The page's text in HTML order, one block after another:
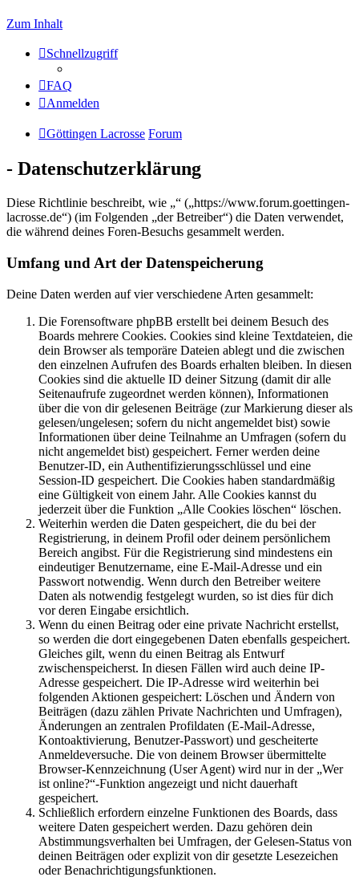
Zum Inhalt
Schnellzugriff
FAQ
Anmelden
Göttingen Lacrosse Forum
- Datenschutzerklärung
Diese Richtlinie beschreibt, wie „“ („https://www.forum.goettingen-
lacrosse.de“) (im Folgenden „der Betreiber“) die Daten verwendet,
die während deines Foren-Besuchs gesammelt werden.
Umfang und Art der Datenspeicherung
Deine Daten werden auf vier verschiedene Arten gesammelt:
Die Forensoftware phpBB erstellt bei deinem Besuch des
Boards mehrere Cookies. Cookies sind kleine Textdateien, die
dein Browser als temporäre Dateien ablegt und die zwischen
den einzelnen Aufrufen des Boards erhalten bleiben. In diesen
Cookies sind die aktuelle ID deiner Sitzung (damit dir alle
Seitenaufrufe zugeordnet werden können), Informationen
über die von dir gelesenen Beiträge (zur Markierung dieser als
gelesen/ungelesen; sofern du nicht angemeldet bist) sowie
Informationen über deine Teilnahme an Umfragen (sofern du
nicht angemeldet bist) gespeichert. Ferner werden deine
Benutzer-ID, ein Authentifizierungsschlüssel und eine
Session-ID gespeichert. Die Cookies haben standardmäßig
eine Gültigkeit von einem Jahr. Alle Cookies kannst du
jederzeit über die Funktion „Alle Cookies löschen“ löschen.
Weiterhin werden die Daten gespeichert, die du bei der
Registrierung, in deinem Profil oder deinem persönlichem
Bereich angibst. Für die Registrierung sind mindestens ein
eindeutiger Benutzername, eine E-Mail-Adresse und ein
Passwort notwendig. Wenn durch den Betreiber weitere
Daten als notwendig festgelegt wurden, so ist dies für dich
vor deren Eingabe ersichtlich.
Wenn du einen Beitrag oder eine private Nachricht erstellst,
so werden die dort eingegebenen Daten ebenfalls gespeichert.
Gleiches gilt, wenn du einen Beitrag als Entwurf
zwischenspeicherst. In diesen Fällen wird auch deine IP-
Adresse gespeichert. Die IP-Adresse wird weiterhin bei
folgenden Aktionen gespeichert: Löschen und Ändern von
Beiträgen (dazu zählen Private Nachrichten und Umfragen),
Änderungen an zentralen Profildaten (E-Mail-Adresse,
Kontoaktivierung, Benutzer-Passwort) und gescheiterte
Anmeldeversuche. Die von deinem Browser übermittelte
Browser-Kennzeichnung (User Agent) wird nur in der „Wer
ist online?“-Funktion angezeigt und nicht dauerhaft
gespeichert.
Schließlich erfordern einzelne Funktionen des Boards, dass
weitere Daten gespeichert werden. Dazu gehören dein
Abstimmungsverhalten bei Umfragen, der Gelesen-Status von
deinen Beiträgen oder explizit von dir gesetzte Lesezeichen
oder Benachrichtigungsfunktionen.